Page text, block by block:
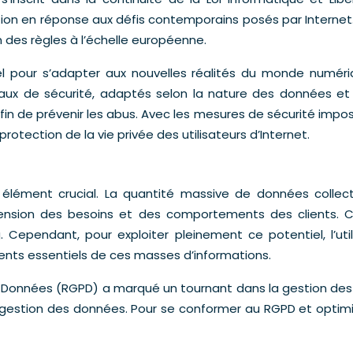
en réponse aux défis contemporains posés par
règles à l’échelle européenne.
s’adapter aux nouvelles réalités du monde
de sécurité, adaptés selon la nature des données et
de prévenir les abus. Avec les mesures de sécurité
de la vie privée des utilisateurs d’Internet.
crucial. La quantité massive de données
des besoins et des comportements des clients.
pour exploiter pleinement ce potentiel,
essentiels de ces masses d’informations.
(RGPD) a marqué un tournant dans la gestion
des données. Pour se conformer au RGPD et